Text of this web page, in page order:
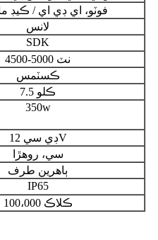
فوٽو، اي ڊي اي / ڪيڊ
لانس
SDK
4500-5000 نٽ
ڪسٽمس
7.5 ڪلو
350w
ڊي سي 12V
سي، روهڙا
ٻاهرين طرف
IP65
100،000 ڪلاڪ